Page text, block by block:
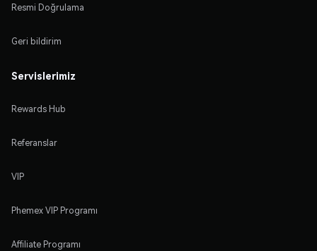
Resmi Doğrulama
Geri bildirim
Servislerimiz
Rewards Hub
Referanslar
VIP
Phemex VIP Programı
Affiliate Programı